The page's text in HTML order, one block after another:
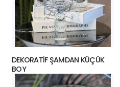
DEKORATİF ŞAMDAN KÜÇÜK
BOY